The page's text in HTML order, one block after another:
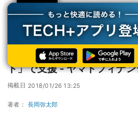
TECH+ 企業IT
SaaS
小さなショップの大きな夢を「らくうるカート」
小さなショップの大きな夢
ト」で支援 - ヤマトフィナ
掲載日 2018/01/26 13:25
著者： 長岡弥太郎